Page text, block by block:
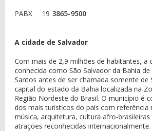
PABX
19 3865-9500
A cidade de Salvador
Com mais de 2,9 milhões de habitantes, a
conhecida como São Salvador da Bahia
Santos antes de ser chamada somente de
capital do estado da Bahia localizada na
Região Nordeste do Brasil. O município é
dos mais turísticos do país com referência
música, arquitetura, cultura afro-brasileiras
atrações reconhecidas internacionalmente.